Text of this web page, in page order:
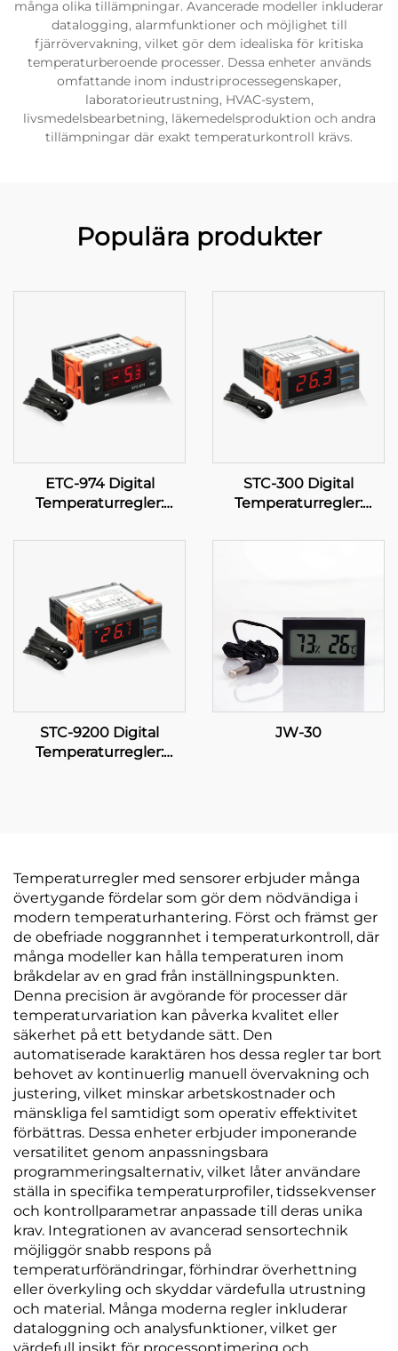
många olika tillämpningar. Avancerade modeller inkluderar
datalogging, alarmfunktioner och möjlighet till
fjärrövervakning, vilket gör dem idealiska för kritiska
temperaturberoende processer. Dessa enheter används
omfattande inom industriprocessegenskaper,
laboratorieutrustning, HVAC-system,
livsmedelsbearbetning, läkemedelsproduktion och andra
tillämpningar där exakt temperaturkontroll krävs.
Populära produkter
ETC-974 Digital
Temperaturregler:
preciser
industriella
tillämpningar
STC-300 Digital
Temperaturregler:
versatilitet för effektiv
STC-9200 Digital
Temperaturregler:
JW-30
Temperaturregler med sensorer erbjuder många
övertygande fördelar som gör dem nödvändiga i
modern temperaturhantering. Först och främst ger
de obefriade noggrannhet i temperaturkontroll, där
många modeller kan hålla temperaturen inom
bråkdelar av en grad från inställningspunkten.
Denna precision är avgörande för processer där
temperaturvariation kan påverka kvalitet eller
säkerhet på ett betydande sätt. Den
automatiserade karaktären hos dessa regler tar bort
behovet av kontinuerlig manuell övervakning och
justering, vilket minskar arbetskostnader och
mänskliga fel samtidigt som operativ effektivitet
förbättras. Dessa enheter erbjuder imponerande
versatilitet genom anpassningsbara
programmeringsalternativ, vilket låter användare
ställa in specifika temperaturprofiler, tidssekvenser
och kontrollparametrar anpassade till deras unika
krav. Integrationen av avancerad sensortechnik
möjliggör snabb respons på
temperaturförändringar, förhindrar överhettning
eller överkyling och skyddar värdefulla utrustning
och material. Många moderna regler inkluderar
dataloggning och analysfunktioner, vilket ger